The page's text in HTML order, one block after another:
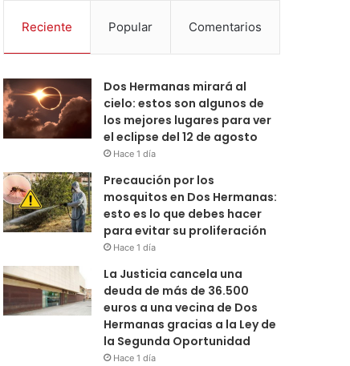
Reciente Popular Comentarios
Dos Hermanas mirará al
cielo: estos son algunos de
los mejores lugares para ver
el eclipse del 12 de agosto
Hace 1 día
Precaución por los
mosquitos en Dos Hermanas:
esto es lo que debes hacer
para evitar su proliferación
Hace 1 día
La Justicia cancela una
deuda de más de 36.500
euros a una vecina de Dos
Hermanas gracias a la Ley de
la Segunda Oportunidad
Hace 1 día